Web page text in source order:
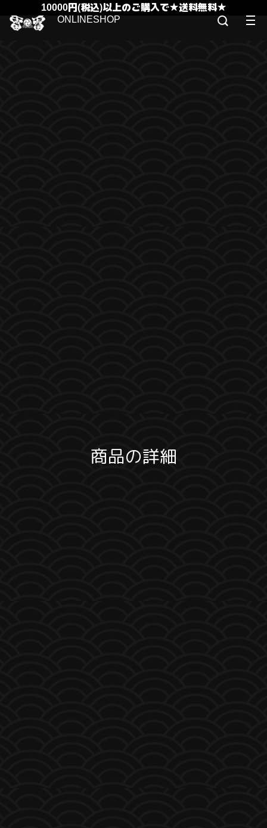
10000円(税込)以上のご購入で★送料無料★
商品の詳細
ONLINESHOP